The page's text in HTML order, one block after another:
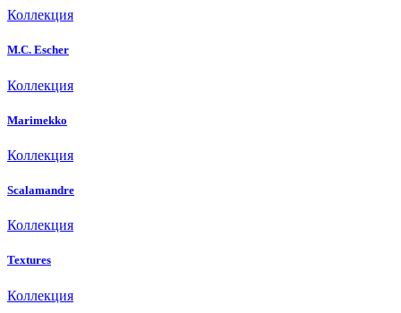
Коллекция
M.C. Escher
Коллекция
Marimekko
Коллекция
Scalamandre
Коллекция
Textures
Коллекция